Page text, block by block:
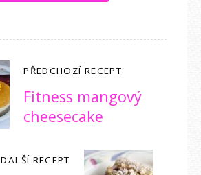
PŘEDCHOZÍ RECEPT
Fitness mangový
cheesecake
DALŠÍ RECEPT